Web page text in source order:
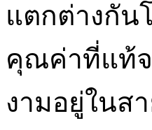
แตกต่างกัน
คุณค่าที่แท้จ
งามอยู่ในส